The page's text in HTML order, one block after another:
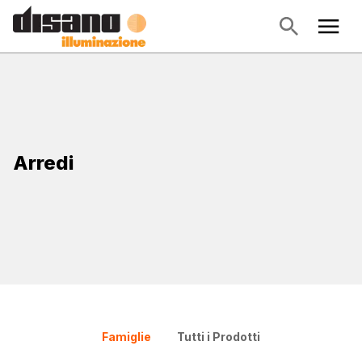
Arredi
Famiglie Tutti i Prodotti